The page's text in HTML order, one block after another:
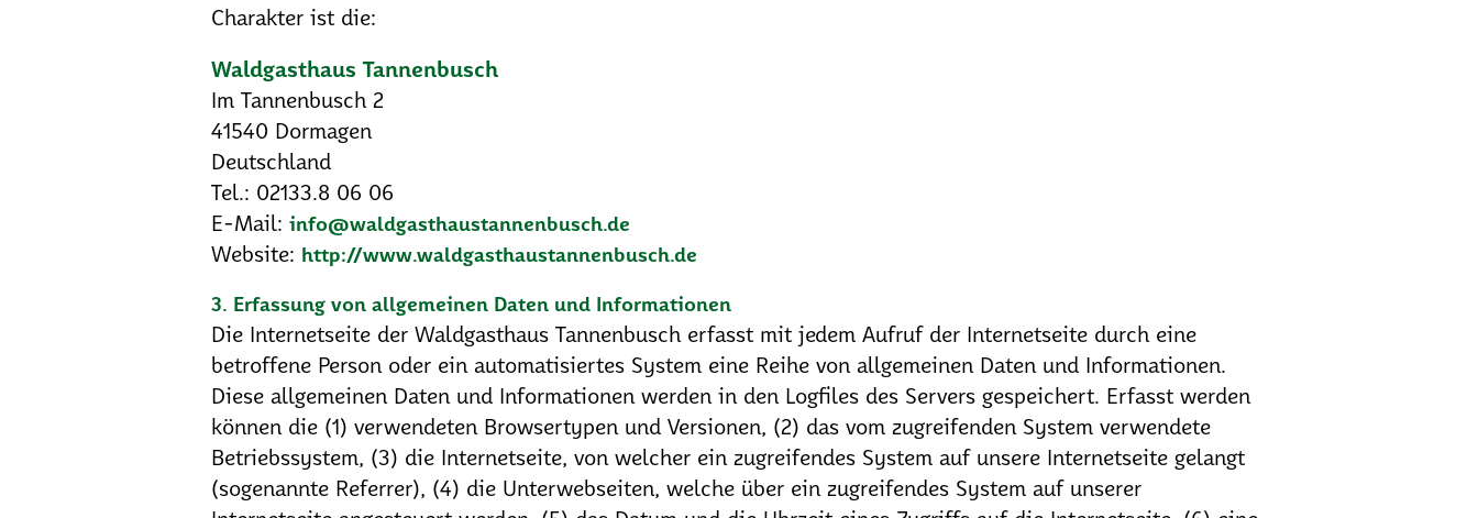
Charakter ist die:
Waldgasthaus Tannenbusch
Im Tannenbusch 2
41540 Dormagen
Deutschland
Tel.: 02133.8 06 06
E-Mail: info@waldgasthaustannenbusch.de
Website: http://www.waldgasthaustannenbusch.de
3. Erfassung von allgemeinen Daten und Informationen
Die Internetseite der Waldgasthaus Tannenbusch erfasst mit jedem Aufruf der Internetseite durch eine
betroffene Person oder ein automatisiertes System eine Reihe von allgemeinen Daten und Informationen.
Diese allgemeinen Daten und Informationen werden in den Logfiles des Servers gespeichert. Erfasst werden
können die (1) verwendeten Browsertypen und Versionen, (2) das vom zugreifenden System verwendete
Betriebssystem, (3) die Internetseite, von welcher ein zugreifendes System auf unsere Internetseite gelangt
(sogenannte Referrer), (4) die Unterwebseiten, welche über ein zugreifendes System auf unserer